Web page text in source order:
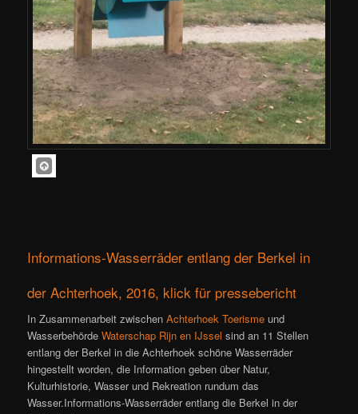
Informations-Wasserräder entlang der Berkel in
der Achterhoek, 2016, klick für pressebericht
In Zusammenarbeit zwischenAchterhoek Toerisme und
WasserbehördeWaterschap Rijn en IJssel sind an 11 Stellen
entlang der Berkel in die Achterhoek schöne Wasserräder
hingestellt worden, die Information geben über Natur,
Kulturhistorie, Wasser und Rekreation rundum das
Wasser.Informations-Wasserräder entlang die Berkel in der